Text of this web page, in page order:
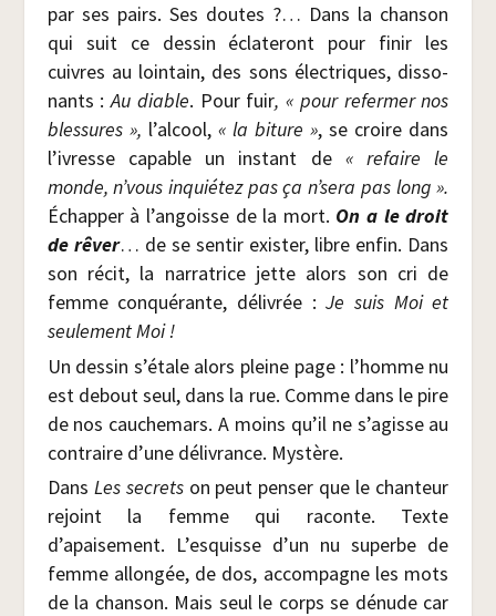
par ses pairs. Ses doutes ?… Dans la chan­son
qui suit ce des­sin écla­te­ront pour finir les
cuivres au loin­tain, des sons élec­triques, dis­so­
nants :Au diable. Pour fuir, « pour refer­mer nos
bles­sures », l’alcool,« la biture », se croire dans
l’ivresse capable un ins­tant de« refaire le
monde, n’vous inquié­tez pas ça n’sera pas long ».
Échap­per à l’angoisse de la mort. On a le droit
de rêver… de se sen­tir exis­ter, libre enfin. Dans
son récit, la nar­ra­trice jette alors son cri de
femme conqué­rante, déli­vrée :Je suis Moi et
seule­ment Moi !
Un des­sin s’étale alors pleine page : l’homme nu
est debout seul, dans la rue. Comme dans le pire
de nos cau­che­mars. A moins qu’il ne s’agisse au
contraire d’une déli­vrance. Mystère.
Dans Les secrets on peut pen­ser que le chan­teur
rejoint la femme qui raconte. Texte
d’apaisement. L’esquisse d’un nu superbe de
femme allon­gée, de dos, accom­pagne les mots
de la chan­son. Mais seul le corps se dénude car